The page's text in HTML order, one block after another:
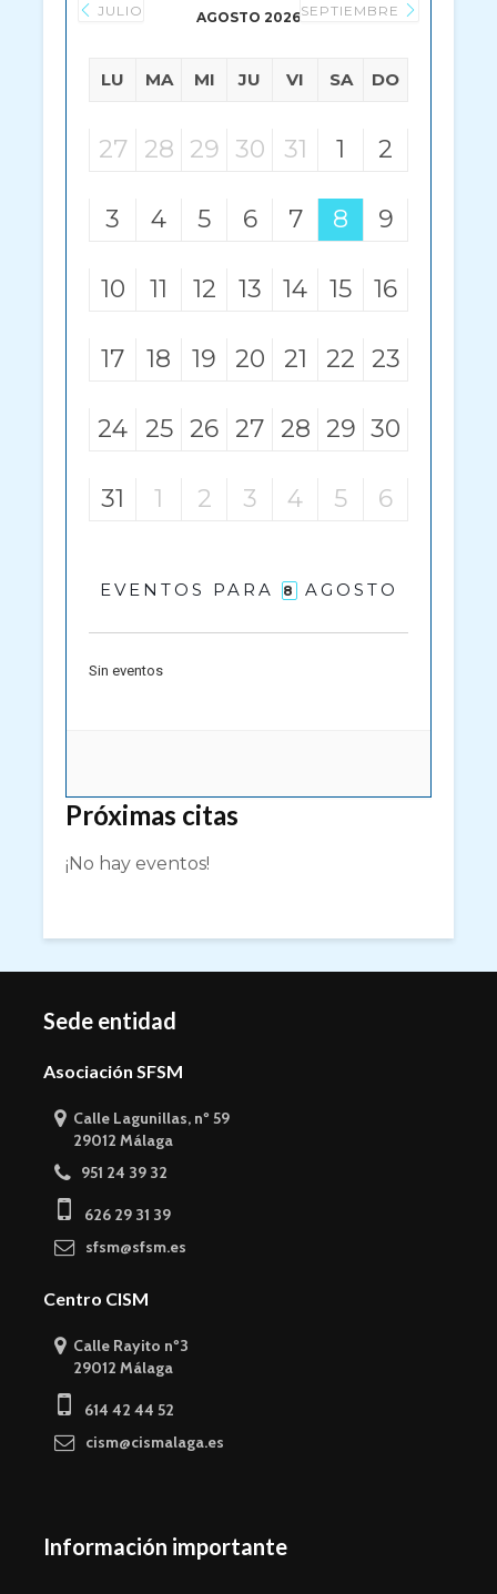
JULIO AGOSTO 2026SEPTIEMBRE
LU MA MI JU VI SA DO
27 28 29 30 31 1 2
3 4 5 6 7 8 9
10 11 12 13 14 15 16
17 18 19 20 21 22 23
24 25 26 27 28 29 30
31 1 2 3 4 5 6
EVENTOS PARA 8 AGOSTO
Sin eventos
Próximas citas
¡No hay eventos!
Sede entidad
Asociación SFSM
Calle Lagunillas, nº 59
29012 Málaga
951 24 39 32
626 29 31 39
sfsm@sfsm.es
Centro CISM
Calle Rayito nº3
29012 Málaga
614 42 44 52
cism@cismalaga.es
Información importante